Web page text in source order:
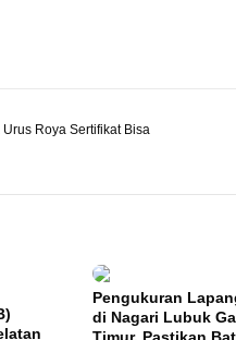
Roya Sertifikat Bisa
Pengukuran
di Nagari Lubuk